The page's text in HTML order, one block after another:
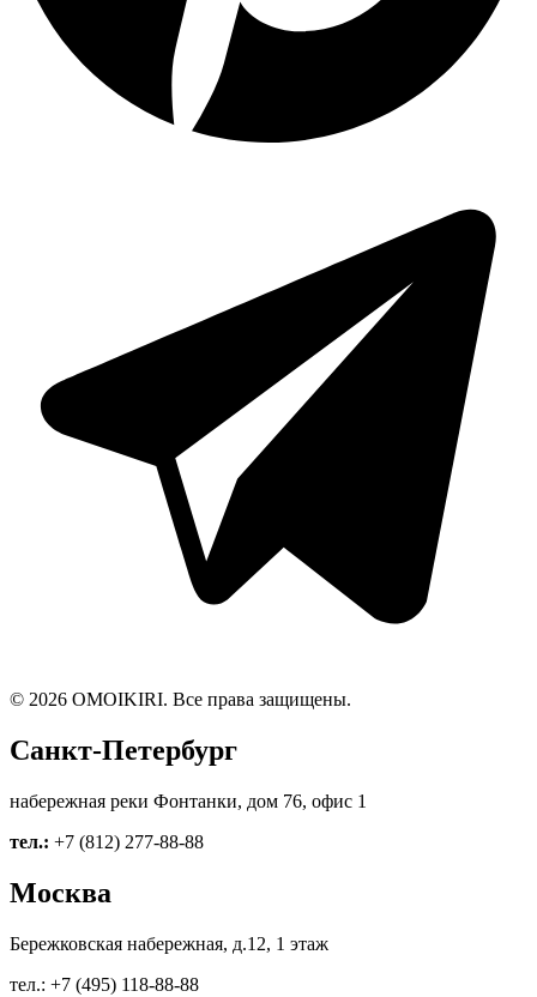
© 2026 OMOIKIRI. Все права защищены.
Санкт-Петербург
набережная реки Фонтанки, дом 76, офис 1
тел.: +7 (812) 277-88-88
Москва
Бережковская набережная, д.12, 1 этаж
тел.: +7 (495) 118-88-88